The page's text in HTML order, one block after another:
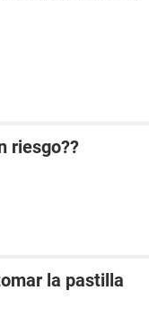
riesgo??
la pastilla